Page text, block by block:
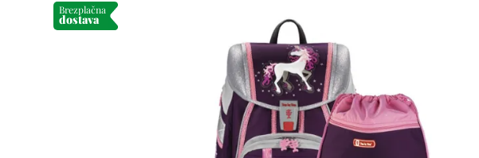
Brezplačna
dostava